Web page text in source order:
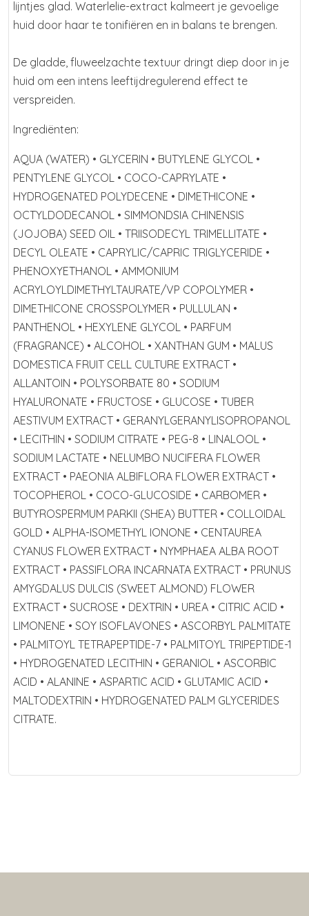
lijntjes glad. Waterlelie-extract kalmeert je gevoelige
huid door haar te tonifiëren en in balans te brengen.
De gladde, fluweelzachte textuur dringt diep door in je
huid om een intens leeftijdregulerend effect te
verspreiden.
Ingrediënten:
AQUA (WATER) • GLYCERIN • BUTYLENE GLYCOL •
PENTYLENE GLYCOL • COCO-CAPRYLATE •
HYDROGENATED POLYDECENE • DIMETHICONE •
OCTYLDODECANOL • SIMMONDSIA CHINENSIS
(JOJOBA) SEED OIL • TRIISODECYL TRIMELLITATE •
DECYL OLEATE • CAPRYLIC/CAPRIC TRIGLYCERIDE •
PHENOXYETHANOL • AMMONIUM
ACRYLOYLDIMETHYLTAURATE/VP COPOLYMER •
DIMETHICONE CROSSPOLYMER • PULLULAN •
PANTHENOL • HEXYLENE GLYCOL • PARFUM
(FRAGRANCE) • ALCOHOL • XANTHAN GUM • MALUS
DOMESTICA FRUIT CELL CULTURE EXTRACT •
ALLANTOIN • POLYSORBATE 80 • SODIUM
HYALURONATE • FRUCTOSE • GLUCOSE • TUBER
AESTIVUM EXTRACT • GERANYLGERANYLISOPROPANOL
• LECITHIN • SODIUM CITRATE • PEG-8 • LINALOOL •
SODIUM LACTATE • NELUMBO NUCIFERA FLOWER
EXTRACT • PAEONIA ALBIFLORA FLOWER EXTRACT •
TOCOPHEROL • COCO-GLUCOSIDE • CARBOMER •
BUTYROSPERMUM PARKII (SHEA) BUTTER • COLLOIDAL
GOLD • ALPHA-ISOMETHYL IONONE • CENTAUREA
CYANUS FLOWER EXTRACT • NYMPHAEA ALBA ROOT
EXTRACT • PASSIFLORA INCARNATA EXTRACT • PRUNUS
AMYGDALUS DULCIS (SWEET ALMOND) FLOWER
EXTRACT • SUCROSE • DEXTRIN • UREA • CITRIC ACID •
LIMONENE • SOY ISOFLAVONES • ASCORBYL PALMITATE
• PALMITOYL TETRAPEPTIDE-7 • PALMITOYL TRIPEPTIDE-1
• HYDROGENATED LECITHIN • GERANIOL • ASCORBIC
ACID • ALANINE • ASPARTIC ACID • GLUTAMIC ACID •
MALTODEXTRIN • HYDROGENATED PALM GLYCERIDES
CITRATE.